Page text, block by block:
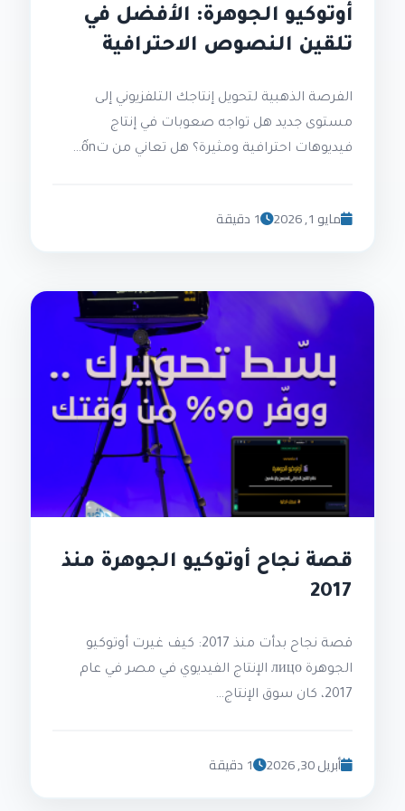
أوتوكيو الجوهرة: الأفضل في
تلقين النصوص الاحترافية
الفرصة الذهبية لتحويل إنتاجك التلفزيوني إلى
مستوى جديد هل تواجه صعوبات في إنتاج
فيديوهات احترافية ومثيرة؟ هل تعاني من تốn…
مايو 1, 2026 1 دقيقة
قصة نجاح أوتوكيو الجوهرة منذ
2017
قصة نجاح بدأت منذ 2017: كيف غيرت أوتوكيو
الجوهرة лицо الإنتاج الفيديوي في مصر في عام
2017، كان سوق الإنتاج…
أبريل 30, 2026 1 دقيقة